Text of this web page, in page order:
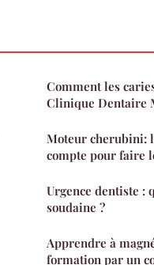
Comment les
Clinique Dentaire
Moteur cherubini:
compte pour faire
Urgence dentiste :
soudaine ?
Apprendre à
formation par un